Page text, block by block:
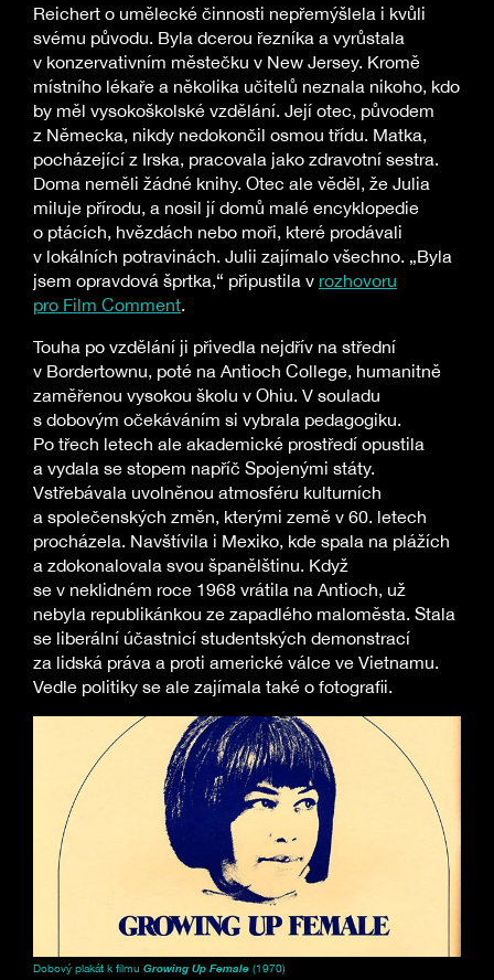
Reichert o umělecké činnosti nepřemýšlela i kvůli
svému původu. Byla dcerou řezníka a vyrůstala
v konzervativním městečku v New Jersey. Kromě
místního lékaře a několika učitelů neznala nikoho, kdo
by měl vysokoškolské vzdělání. Její otec, původem
z Německa, nikdy nedokončil osmou třídu. Matka,
pocházející z Irska, pracovala jako zdravotní sestra.
Doma neměli žádné knihy. Otec ale věděl, že Julia
miluje přírodu, a nosil jí domů malé encyklopedie
o ptácích, hvězdách nebo moři, které prodávali
v lokálních potravinách. Julii zajímalo všechno. „Byla
jsem opravdová šprtka,“ připustila v rozhovoru
pro Film Comment.
Touha po vzdělání ji přivedla nejdřív na střední
v Bordertownu, poté na Antioch College, humanitně
zaměřenou vysokou školu v Ohiu. V souladu
s dobovým očekáváním si vybrala pedagogiku.
Po třech letech ale akademické prostředí opustila
a vydala se stopem napříč Spojenými státy.
Vstřebávala uvolněnou atmosféru kulturních
a společenských změn, kterými země v 60. letech
procházela. Navštívila i Mexiko, kde spala na plážích
a zdokonalovala svou španělštinu. Když
se v neklidném roce 1968 vrátila na Antioch, už
nebyla republikánkou ze zapadlého maloměsta. Stala
se liberální účastnicí studentských demonstrací
za lidská práva a proti americké válce ve Vietnamu.
Vedle politiky se ale zajímala také o fotografii.
Dobový plakát k filmu Growing Up Female (1970)